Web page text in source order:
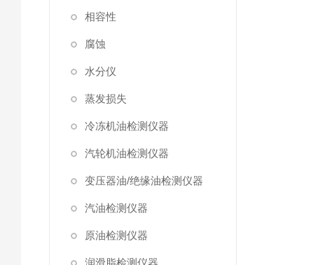
相容性
腐蚀
水分仪
蒸发损失
冷冻机油检测仪器
汽轮机油检测仪器
变压器油/绝缘油检测仪器
汽油检测仪器
原油检测仪器
润滑脂检测仪器